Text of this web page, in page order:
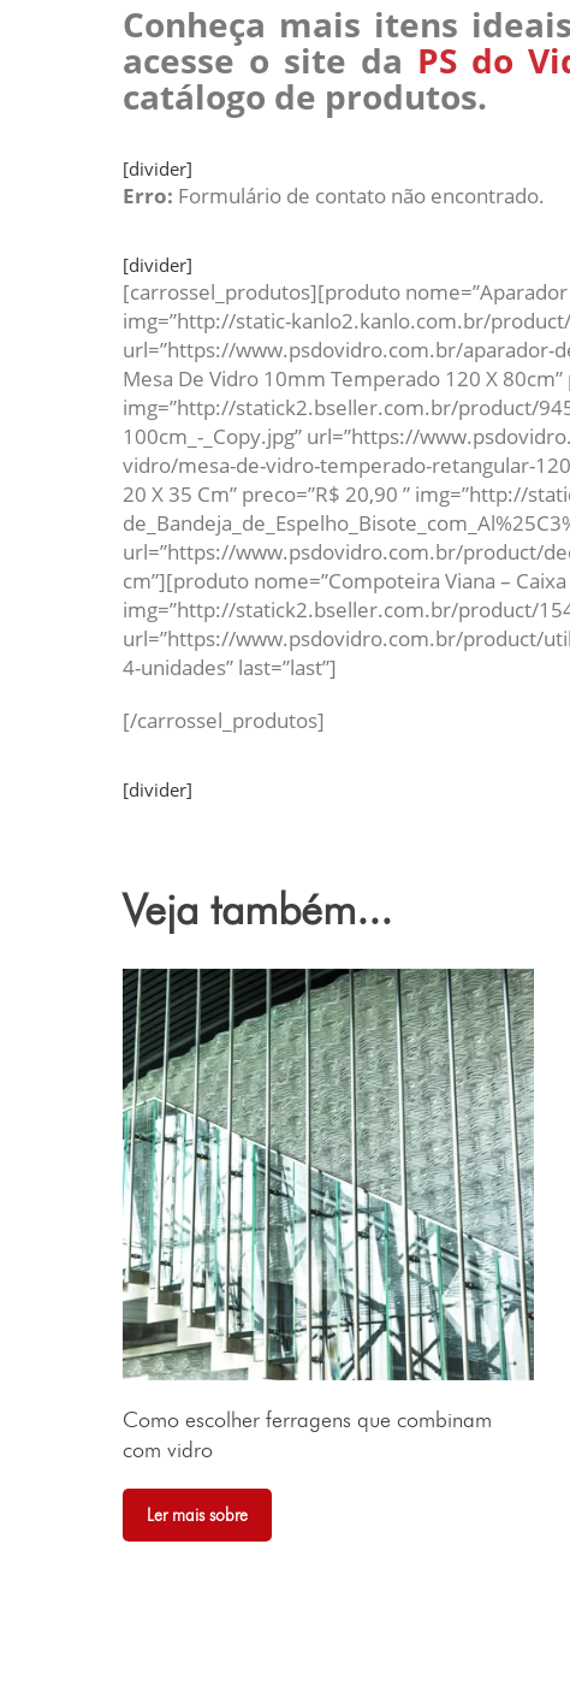
Conheça mais itens
acesse o site da PS do
catálogo de produtos.
[divider]
Erro: Formulário de contato não encontrado.
[divider]
[carrossel_produtos][produto nome=”Aparador
img=”http://static-kanlo2.kanlo.com.br/
url=”https://www.psdovidro.com.br/aparador-
Mesa De Vidro 10mm Temperado 120 X 80cm”
img=”http://statick2.bseller.com.br/product/
100cm_-_Copy.jpg” url=”https://
vidro/mesa-de-vidro-temperado-retangular-
20 X 35 Cm” preco=”R$ 20,90 ” img=”http://
url=”https://www.psdovidro.com.br/product/
cm”][produto nome=”Compoteira Viana –
img=”http://statick2.bseller.com.br/product/
url=”https://www.psdovidro.com.br/product/
4-unidades” last=”last”]
[/carrossel_produtos]
[divider]
Veja também...
Como escolher ferragens que combinam
com vidro
Ler mais sobre